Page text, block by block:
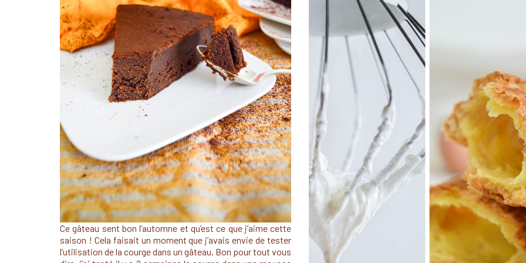
Ce gâteau sent bon l’automne et qu’est ce que j’aime cette
saison ! Cela faisait un moment que j’avais envie de tester
l’utilisation de la courge dans un gâteau. Bon pour tout vous